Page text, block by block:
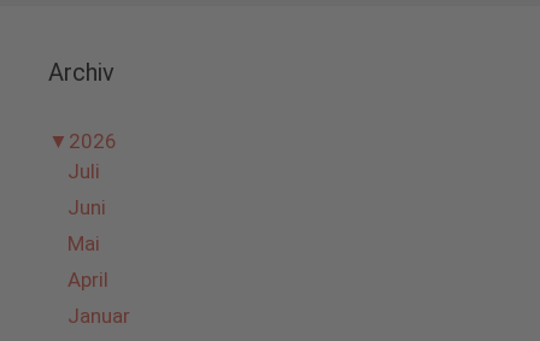
Archiv
▼ 2026
Juli
Juni
Mai
April
Januar